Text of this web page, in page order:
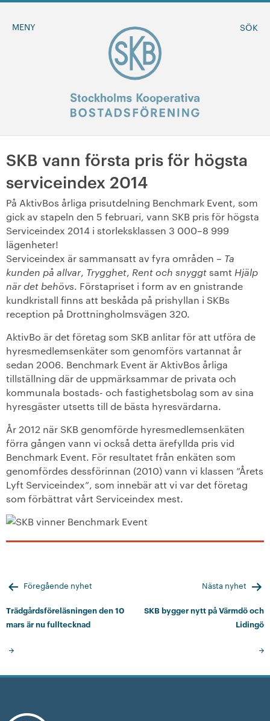
SÖK
MENY
BLI MEDLEM
+
Om oss
+
Sök ledigt
+
Våra bostäder
Jobba hos oss
SKB vann första pris för högsta
serviceindex 2014
På AktivBos årliga prisutdelning Benchmark Event, som
gick av stapeln den 5 februari, vann SKB pris för högsta
Serviceindex 2014 i storleksklassen 3 000–8 999
lägenheter!
Serviceindex är sammansatt av fyra områden – Ta
kunden på allvar, Trygghet, Rent och snyggtsamt Hjälp
när det behövs. Förstapriset i form av en gnistrande
kundkristall finns att beskåda på prishyllan i SKBs
reception på Drottningholmsvägen 320.
AktivBo är det företag som SKB anlitar för att utföra de
hyresmedlemsenkäter som genomförs vartannat år
sedan 2006. Benchmark Event är AktivBos årliga
tillställning där de uppmärksammar de privata och
kommunala bostads- och fastighetsbolag som av sina
hyresgäster utsetts till de bästa hyresvärdarna.
År 2012 när SKB genomförde hyresmedlemsenkäten
förra gången vann vi också detta ärefyllda pris vid
Benchmark Event. För resultatet från enkäten som
genomfördes dessförinnan (2010) vann vi klassen ”Årets
Lyft Serviceindex”, som innebär att vi var det företag
som förbättrat vårt Serviceindex mest.
Inläggsnavigering
Föregående nyhet
Trädgårdsföreläsningen den 10
mars är nu fulltecknad
Nästa nyhet
SKB bygger nytt på Värmdö och
Lidingö